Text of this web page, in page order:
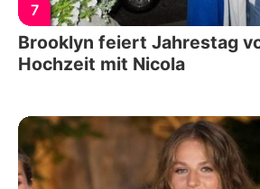
7
Brooklyn feiert Jahrestag
Hochzeit mit Nicola